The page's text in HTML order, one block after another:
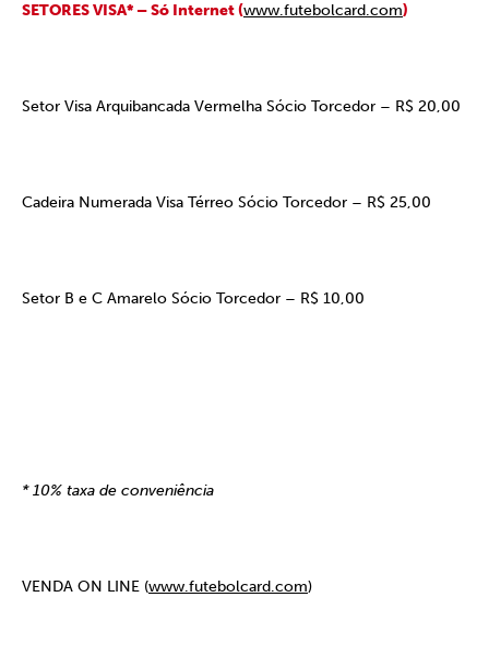
SETORES VISA* – Só Internet (www.futebolcard.com)
Setor Visa Arquibancada Vermelha Sócio Torcedor – R$ 20,00
Cadeira Numerada Visa Térreo Sócio Torcedor – R$ 25,00
Setor B e C Amarelo Sócio Torcedor – R$ 10,00
* 10% taxa de conveniência
VENDA ON LINE (www.futebolcard.com)